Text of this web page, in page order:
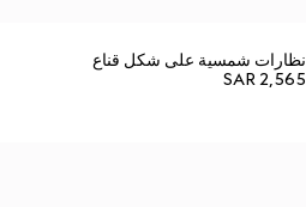
نظارات شمسية على شكل قناع
SAR 2,565